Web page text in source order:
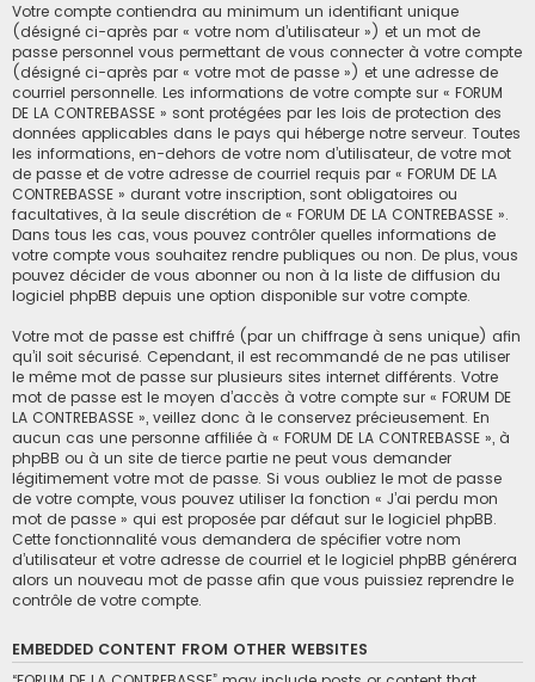
Votre compte contiendra au minimum un identifiant unique
(désigné ci-après par « votre nom d’utilisateur ») et un mot de
passe personnel vous permettant de vous connecter à votre compte
(désigné ci-après par « votre mot de passe ») et une adresse de
courriel personnelle. Les informations de votre compte sur « FORUM
DE LA CONTREBASSE » sont protégées par les lois de protection des
données applicables dans le pays qui héberge notre serveur. Toutes
les informations, en-dehors de votre nom d’utilisateur, de votre mot
de passe et de votre adresse de courriel requis par « FORUM DE LA
CONTREBASSE » durant votre inscription, sont obligatoires ou
facultatives, à la seule discrétion de « FORUM DE LA CONTREBASSE ».
Dans tous les cas, vous pouvez contrôler quelles informations de
votre compte vous souhaitez rendre publiques ou non. De plus, vous
pouvez décider de vous abonner ou non à la liste de diffusion du
logiciel phpBB depuis une option disponible sur votre compte.
Votre mot de passe est chiffré (par un chiffrage à sens unique) afin
qu’il soit sécurisé. Cependant, il est recommandé de ne pas utiliser
le même mot de passe sur plusieurs sites internet différents. Votre
mot de passe est le moyen d’accès à votre compte sur « FORUM DE
LA CONTREBASSE », veillez donc à le conservez précieusement. En
aucun cas une personne affiliée à « FORUM DE LA CONTREBASSE », à
phpBB ou à un site de tierce partie ne peut vous demander
légitimement votre mot de passe. Si vous oubliez le mot de passe
de votre compte, vous pouvez utiliser la fonction « J’ai perdu mon
mot de passe » qui est proposée par défaut sur le logiciel phpBB.
Cette fonctionnalité vous demandera de spécifier votre nom
d’utilisateur et votre adresse de courriel et le logiciel phpBB générera
alors un nouveau mot de passe afin que vous puissiez reprendre le
contrôle de votre compte.
EMBEDDED CONTENT FROM OTHER WEBSITES